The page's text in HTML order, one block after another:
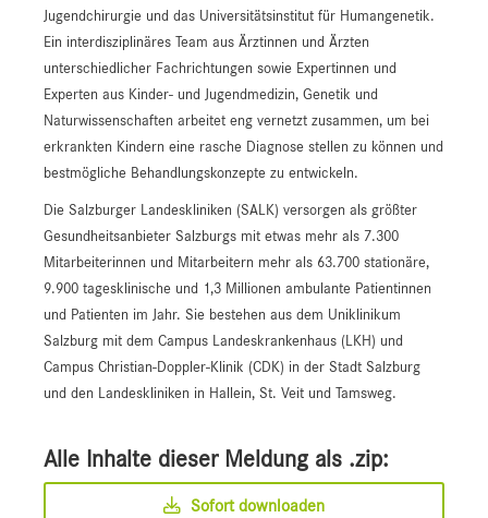
Jugendchirurgie und das Universitätsinstitut für Humangenetik.
Ein interdisziplinäres Team aus Ärztinnen und Ärzten
unterschiedlicher Fachrichtungen sowie Expertinnen und
Experten aus Kinder- und Jugendmedizin, Genetik und
Naturwissenschaften arbeitet eng vernetzt zusammen, um bei
erkrankten Kindern eine rasche Diagnose stellen zu können und
bestmögliche Behandlungskonzepte zu entwickeln.
Die Salzburger Landeskliniken (SALK) versorgen als größter
Gesundheitsanbieter Salzburgs mit etwas mehr als 7.300
Mitarbeiterinnen und Mitarbeitern mehr als 63.700 stationäre,
9.900 tagesklinische und 1,3 Millionen ambulante Patientinnen
und Patienten im Jahr. Sie bestehen aus dem Uniklinikum
Salzburg mit dem Campus Landeskrankenhaus (LKH) und
Campus Christian-Doppler-Klinik (CDK) in der Stadt Salzburg
und den Landeskliniken in Hallein, St. Veit und Tamsweg.
Alle Inhalte dieser Meldung als .zip:
Sofort downloaden